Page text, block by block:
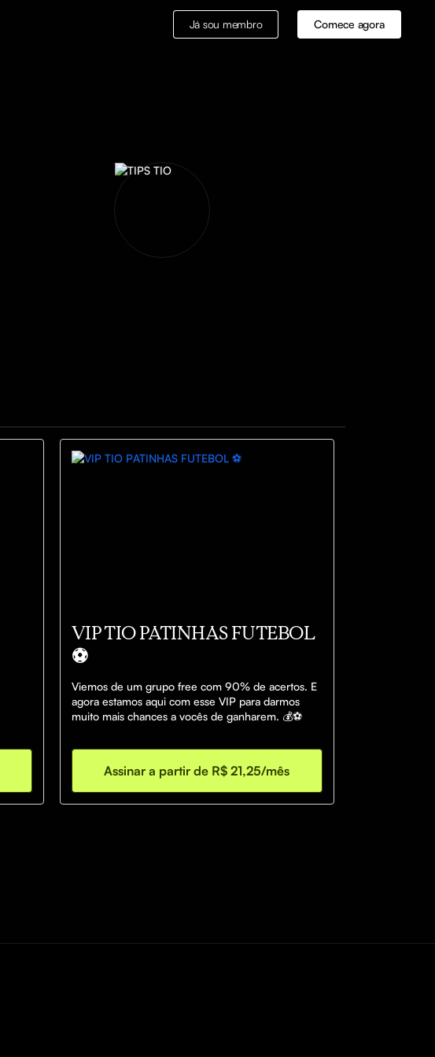
Já sou membro Comece agora
VIP TIO PATINHAS FUTEBOL
⚽️
Viemos de um grupo free com 90% de acertos. E
agora estamos aqui com esse VIP para darmos
muito mais chances a vocês de ganharem. 💰⚽️
Assinar a partir de R$ 21,25/mês